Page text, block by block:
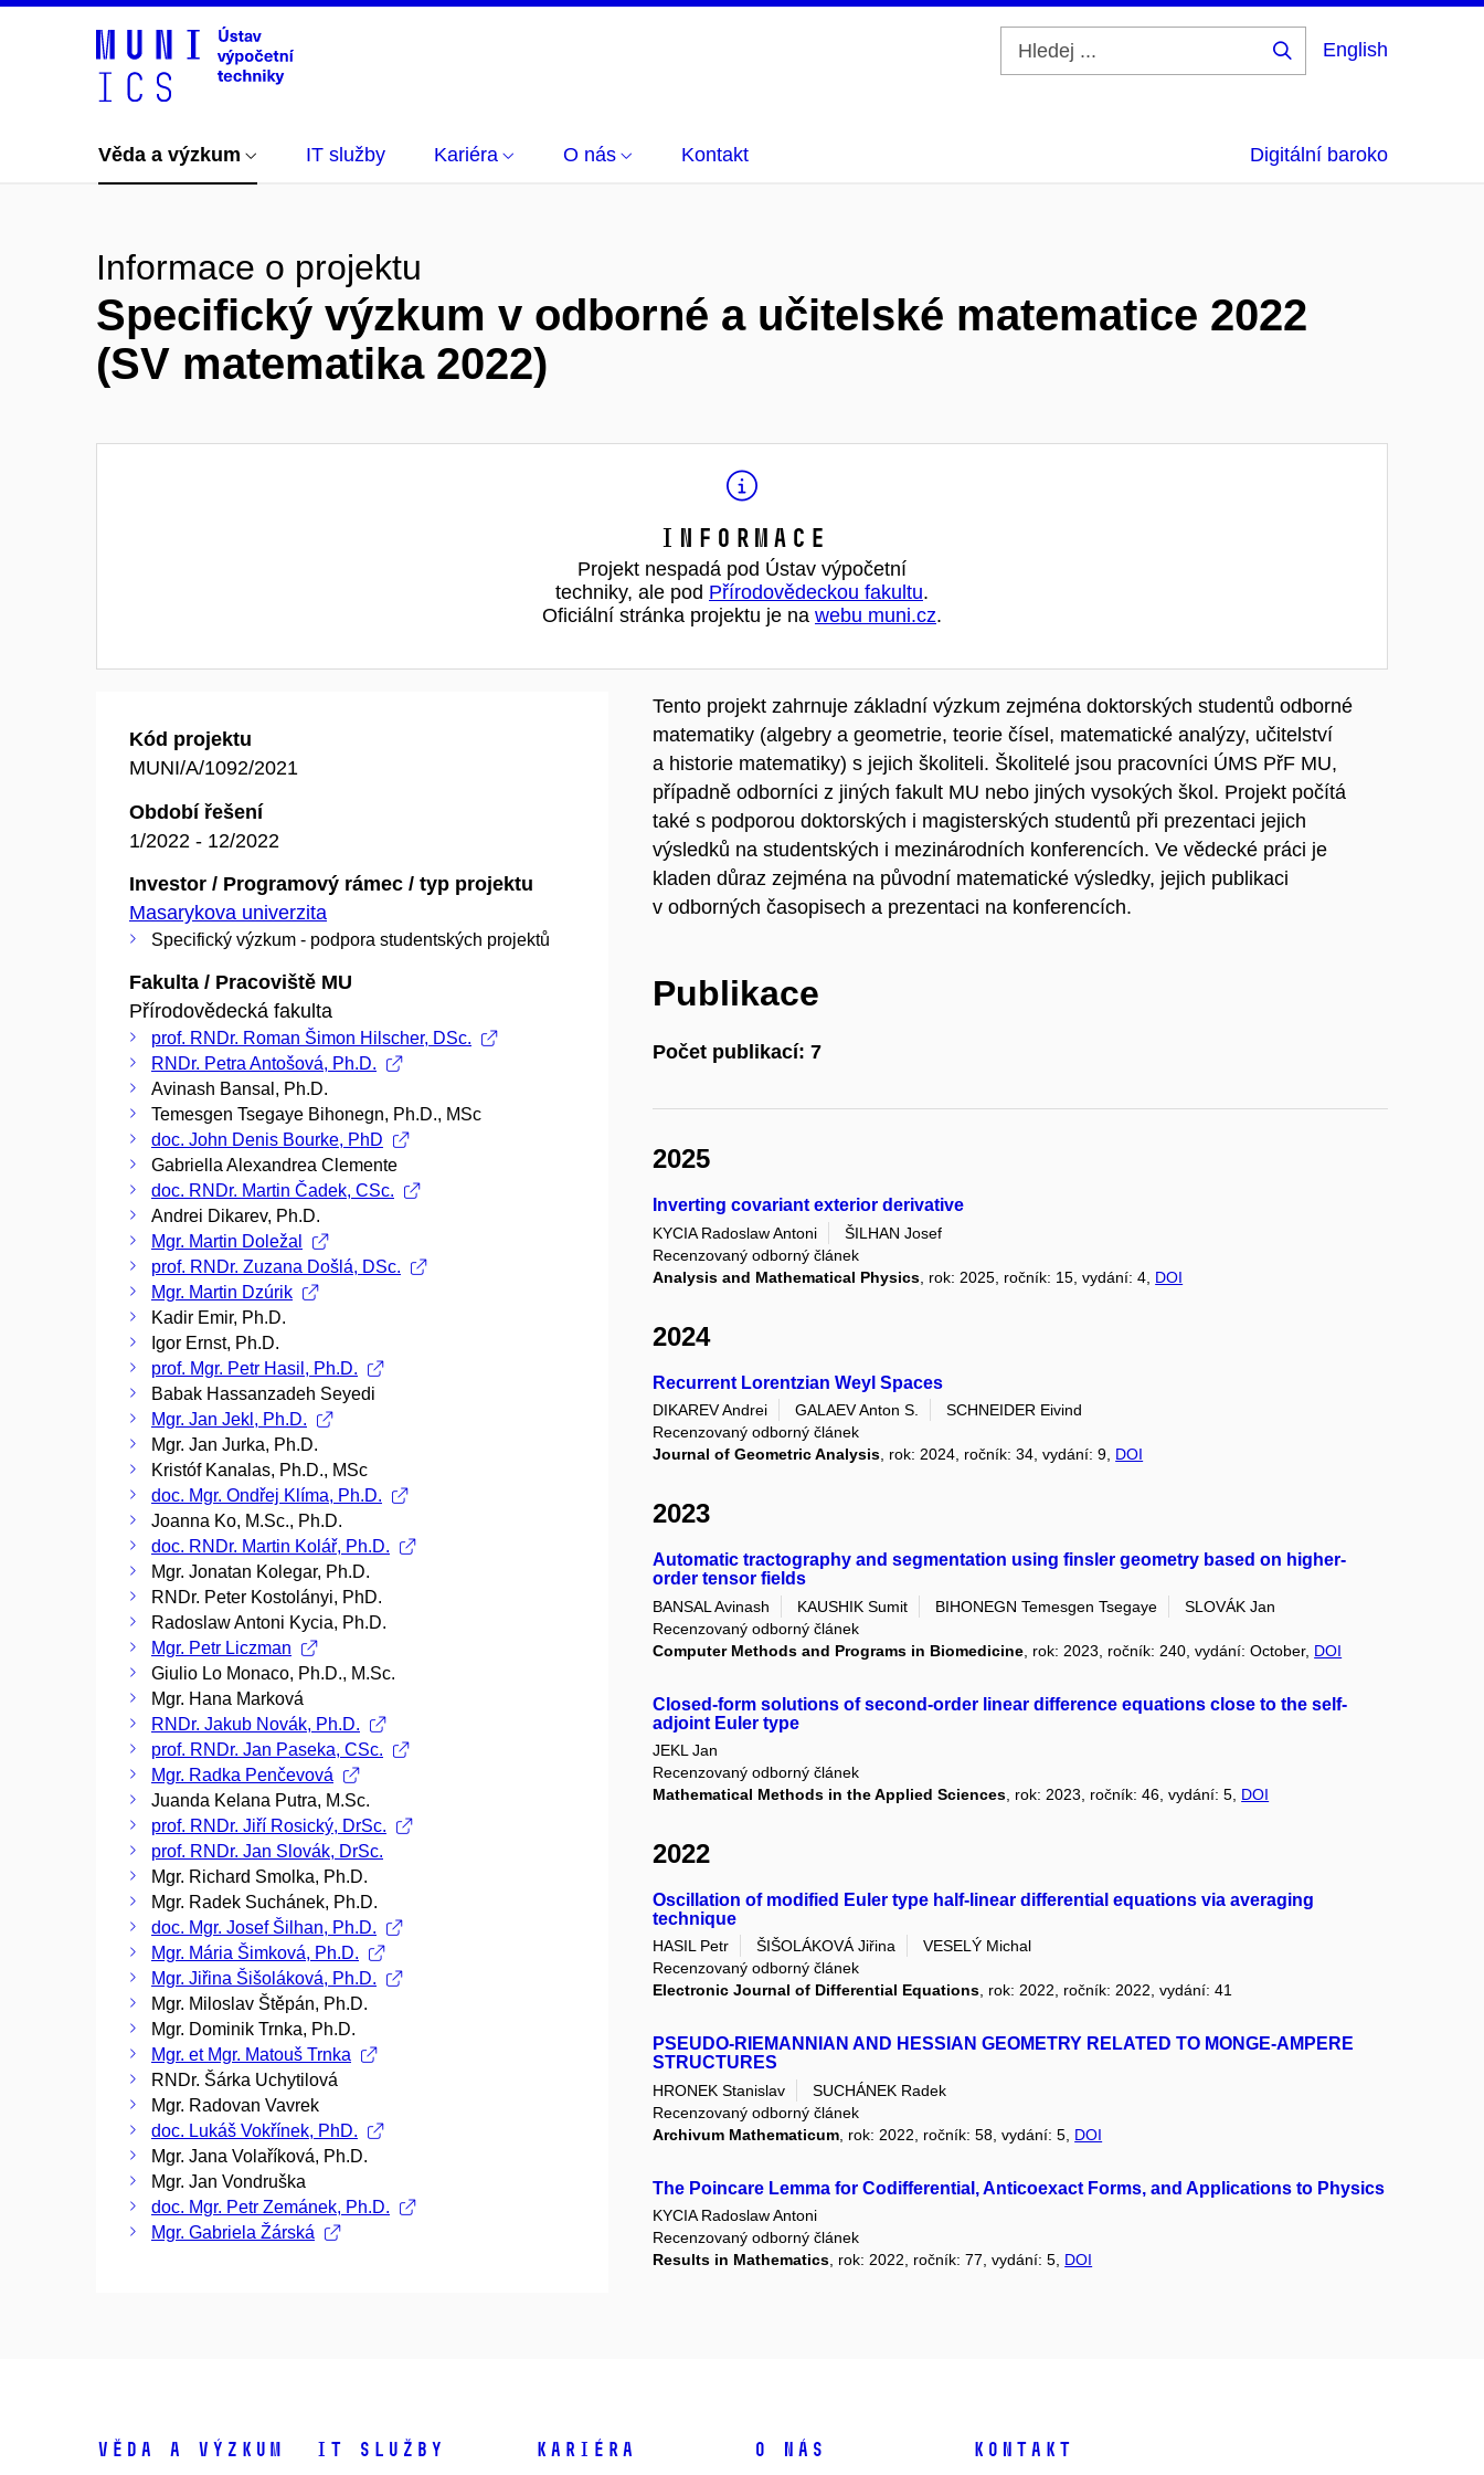
English
Věda a výzkum IT služby Kariéra O nás Kontakt Digitální baroko
Informace o projektu
Specifický výzkum v odborné a učitelské matematice 2022
(SV matematika 2022)
Informace
Projekt nespadá pod Ústav výpočetní
techniky, ale pod Přírodovědeckou fakultu.
Oficiální stránka projektu je na webu muni.cz.
Kód projektu
MUNI/A/1092/2021
Období řešení
1/2022 - 12/2022
Investor / Programový rámec / typ projektu
Masarykova univerzita
Specifický výzkum - podpora studentských projektů
Fakulta / Pracoviště MU
Přírodovědecká fakulta
prof. RNDr. Roman Šimon Hilscher, DSc.
RNDr. Petra Antošová, Ph.D.
Avinash Bansal, Ph.D.
Temesgen Tsegaye Bihonegn, Ph.D., MSc
doc. John Denis Bourke, PhD
Gabriella Alexandrea Clemente
doc. RNDr. Martin Čadek, CSc.
Andrei Dikarev, Ph.D.
Mgr. Martin Doležal
prof. RNDr. Zuzana Došlá, DSc.
Mgr. Martin Dzúrik
Kadir Emir, Ph.D.
Igor Ernst, Ph.D.
prof. Mgr. Petr Hasil, Ph.D.
Babak Hassanzadeh Seyedi
Mgr. Jan Jekl, Ph.D.
Mgr. Jan Jurka, Ph.D.
Kristóf Kanalas, Ph.D., MSc
doc. Mgr. Ondřej Klíma, Ph.D.
Joanna Ko, M.Sc., Ph.D.
doc. RNDr. Martin Kolář, Ph.D.
Mgr. Jonatan Kolegar, Ph.D.
RNDr. Peter Kostolányi, PhD.
Radoslaw Antoni Kycia, Ph.D.
Mgr. Petr Liczman
Giulio Lo Monaco, Ph.D., M.Sc.
Mgr. Hana Marková
RNDr. Jakub Novák, Ph.D.
prof. RNDr. Jan Paseka, CSc.
Mgr. Radka Penčevová
Juanda Kelana Putra, M.Sc.
prof. RNDr. Jiří Rosický, DrSc.
prof. RNDr. Jan Slovák, DrSc.
Mgr. Richard Smolka, Ph.D.
Mgr. Radek Suchánek, Ph.D.
doc. Mgr. Josef Šilhan, Ph.D.
Mgr. Mária Šimková, Ph.D.
Mgr. Jiřina Šišoláková, Ph.D.
Mgr. Miloslav Štěpán, Ph.D.
Mgr. Dominik Trnka, Ph.D.
Mgr. et Mgr. Matouš Trnka
RNDr. Šárka Uchytilová
Mgr. Radovan Vavrek
doc. Lukáš Vokřínek, PhD.
Mgr. Jana Volaříková, Ph.D.
Mgr. Jan Vondruška
doc. Mgr. Petr Zemánek, Ph.D.
Mgr. Gabriela Žárská
Tento projekt zahrnuje základní výzkum zejména doktorských studentů odborné
matematiky (algebry a geometrie, teorie čísel, matematické analýzy, učitelství
a historie matematiky) s jejich školiteli. Školitelé jsou pracovníci ÚMS PřF MU,
případně odborníci z jiných fakult MU nebo jiných vysokých škol. Projekt počítá
také s podporou doktorských i magisterských studentů při prezentaci jejich
výsledků na studentských i mezinárodních konferencích. Ve vědecké práci je
kladen důraz zejména na původní matematické výsledky, jejich publikaci
v odborných časopisech a prezentaci na konferencích.
Publikace
Počet publikací: 7
2025
Inverting covariant exterior derivative
KYCIA Radoslaw Antoni
ŠILHAN Josef
Recenzovaný odborný článek
Analysis and Mathematical Physics , rok: 2025, ročník: 15, vydání: 4, DOI
2024
Recurrent Lorentzian Weyl Spaces
DIKAREV Andrei GALAEV Anton S.
SCHNEIDER Eivind
Recenzovaný odborný článek
Journal of Geometric Analysis , rok: 2024, ročník: 34, vydání: 9, DOI
2023
Automatic tractography and segmentation using finsler geometry based on higher-
order tensor fields
BANSAL Avinash KAUSHIK Sumit BIHONEGN Temesgen Tsegaye
SLOVÁK Jan
Recenzovaný odborný článek
Computer Methods and Programs in Biomedicine , rok: 2023, ročník: 240, vydání: October, DOI
Closed-form solutions of second-order linear difference equations close to the self-
adjoint Euler type
JEKL Jan
Recenzovaný odborný článek
Mathematical Methods in the Applied Sciences , rok: 2023, ročník: 46, vydání: 5, DOI
2022
Oscillation of modified Euler type half-linear differential equations via averaging
technique
HASIL Petr ŠIŠOLÁKOVÁ Jiřina
VESELÝ Michal
Recenzovaný odborný článek
Electronic Journal of Differential Equations, rok: 2022, ročník: 2022, vydání: 41
PSEUDO-RIEMANNIAN AND HESSIAN GEOMETRY RELATED TO MONGE-AMPERE
STRUCTURES
HRONEK Stanislav
SUCHÁNEK Radek
Recenzovaný odborný článek
Archivum Mathematicum , rok: 2022, ročník: 58, vydání: 5, DOI
The Poincare Lemma for Codifferential, Anticoexact Forms, and Applications to Physics
KYCIA Radoslaw Antoni
Recenzovaný odborný článek
Results in Mathematics , rok: 2022, ročník: 77, vydání: 5, DOI
Věda a výzkum IT služby Kariéra O nás Kontakt